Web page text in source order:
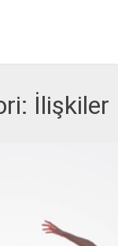
İlişkiler